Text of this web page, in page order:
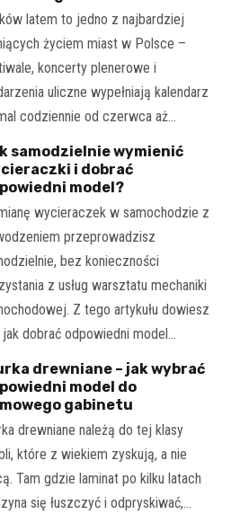
latem to jedno z najbardziej
życiem miast w Polsce –
koncerty plenerowe i
uliczne wypełniają kalendarz
codziennie od czerwca aż…
samodzielnie wymienić
i dobrać
model?
wycieraczek w samochodzie z
przeprowadzisz
bez konieczności
z usług warsztatu mechaniki
Z tego artykułu dowiesz
jak dobrać odpowiedni model…
drewniane – jak wybrać
model do
gabinetu
drewniane należą do tej klasy
które z wiekiem zyskują, a nie
Tam gdzie laminat po kilku latach
się łuszczyć i odpryskiwać,…